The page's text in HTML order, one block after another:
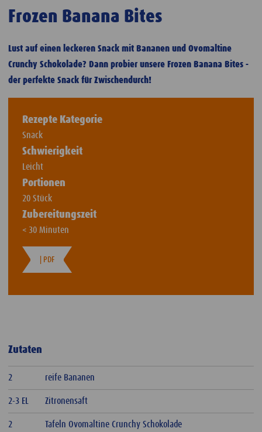
Frozen Banana Bites
Lust auf einen leckeren Snack mit Bananen und Ovomaltine
Crunchy Schokolade? Dann probier unsere Frozen Banana Bites -
der perfekte Snack für Zwischendurch!
Rezepte Kategorie
Snack
Schwierigkeit
Leicht
Portionen
20 Stück
Zubereitungszeit
< 30 Minuten
| PDF
Zutaten
2 reife Bananen
2-3 EL Zitronensaft
2 Tafeln Ovomaltine Crunchy Schokolade